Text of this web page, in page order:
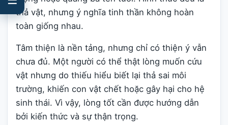
thả vật, nhưng ý nghĩa tinh thần không hoàn
toàn giống nhau.
Tâm thiện là nền tảng, nhưng chỉ có thiện ý vẫn
chưa đủ. Một người có thể thật lòng muốn cứu
vật nhưng do thiếu hiểu biết lại thả sai môi
trường, khiến con vật chết hoặc gây hại cho hệ
sinh thái. Vì vậy, lòng tốt cần được hướng dẫn
bởi kiến thức và sự thận trọng.